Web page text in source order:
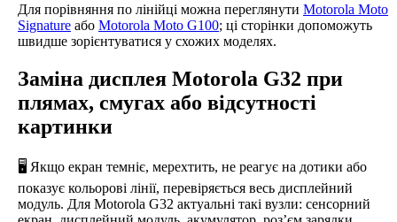
Для порівняння по лінійці можна переглянути Motorola Moto
Signature або Motorola Moto G100; ці сторінки допоможуть
швидше зорієнтуватися у схожих моделях.
Заміна дисплея Motorola G32 при
плямах, смугах або відсутності
картинки
🖥️ Якщо екран темніє, мерехтить, не реагує на дотики або
показує кольорові лінії, перевіряється весь дисплейний
модуль. Для Motorola G32 актуальні такі вузли: сенсорний